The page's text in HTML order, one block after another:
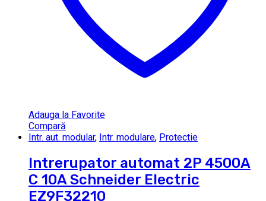
Adauga la Favorite
Compară
Intr. aut. modular, Intr. modulare, Protectie
Intrerupator automat 2P 4500A
C 10A Schneider Electric
EZ9F32210